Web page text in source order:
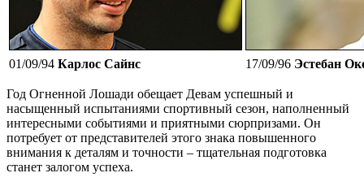
01/09/94 Карлос Сайнс 17/09/96 Эстебан
Год Огненной Лошади обещает Девам успешный и
насыщенный испытаниями спортивный сезон, наполненный
интересными событиями и приятными сюрпризами. Он
потребует от представителей этого знака повышенного
внимания к деталям и точности – тщательная подготовка
станет залогом успеха.